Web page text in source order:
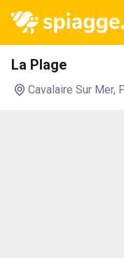
La Plage
Cavalaire Sur Mer,